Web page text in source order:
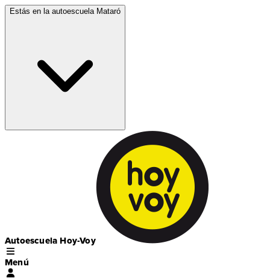
Estás en la autoescuela Mataró
Autoescuela Hoy-Voy
Menú